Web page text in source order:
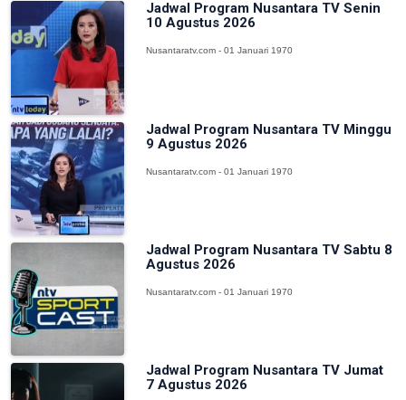
Jadwal Program Nusantara TV Senin
10 Agustus 2026
Nusantaratv.com - 01 Januari 1970
Jadwal Program Nusantara TV Minggu
9 Agustus 2026
Nusantaratv.com - 01 Januari 1970
Jadwal Program Nusantara TV Sabtu 8
Agustus 2026
Nusantaratv.com - 01 Januari 1970
Jadwal Program Nusantara TV Jumat
7 Agustus 2026